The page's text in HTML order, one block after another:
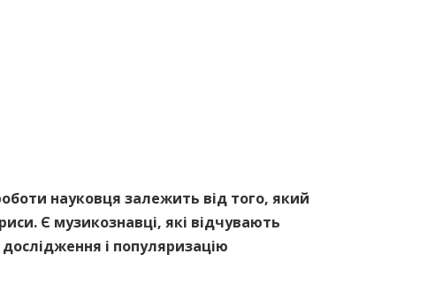
науковця залежить від того, який
Є музикознавці, які відчувають
і популяризацію